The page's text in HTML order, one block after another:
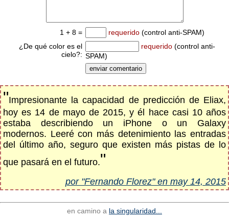
1 + 8 = requerido (control anti-SPAM)
¿De qué color es el
cielo?:
requerido (control anti-
SPAM)
"Impresionante la capacidad de predicción de Eliax,
hoy es 14 de mayo de 2015, y él hace casi 10 años
estaba describiendo un iPhone o un Galaxy
modernos. Leeré con más detenimiento las entradas
del último año, seguro que existen más pistas de lo
que pasará en el futuro."
por "Fernando Florez" en may 14, 2015
en camino a la singularidad...